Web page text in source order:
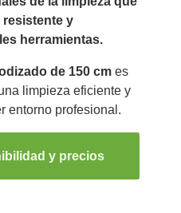
resistente y
herramientas.
de 150 cmes
limpieza eficiente y
entorno profesional.
y precios